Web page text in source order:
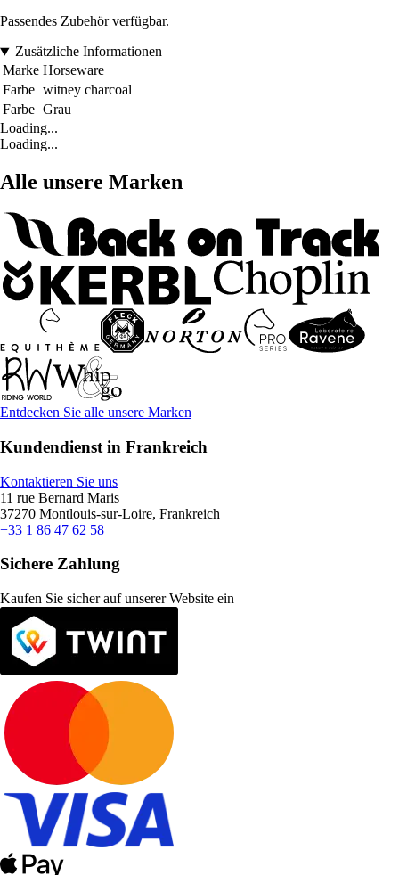
Passendes Zubehör verfügbar.
Zusätzliche Informationen
Marke Horseware
Farbe witney charcoal
Farbe Grau
Loading...
Loading...
Alle unsere Marken
Entdecken Sie alle unsere Marken
Kundendienst in Frankreich
Kontaktieren Sie uns
11 rue Bernard Maris
37270 Montlouis-sur-Loire, Frankreich
+33 1 86 47 62 58
Sichere Zahlung
Kaufen Sie sicher auf unserer Website ein